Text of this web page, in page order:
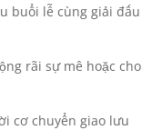
buổi lễ cùng giải đấu
rãi sự mê hoặc cho
cơ chuyển giao lưu